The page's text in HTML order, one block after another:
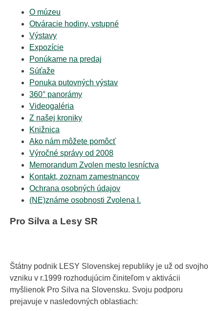
O múzeu
Otváracie hodiny, vstupné
Výstavy
Expozície
Ponúkame na predaj
Súťaže
Ponuka putovných výstav
360° panorámy
Videogaléria
Z našej kroniky
Knižnica
Ako nám môžete pomôcť
Výročné správy od 2008
Memorandum Zvolen mesto lesníctva
Kontakt, zoznam zamestnancov
Ochrana osobných údajov
(NE)známe osobnosti Zvolena I.
Pro Silva a Lesy SR
Štátny podnik LESY Slovenskej republiky je už od svojho
vzniku v r.1999 rozhodujúcim činiteľom v aktivácii
myšlienok Pro Silva na Slovensku. Svoju podporu
prejavuje v nasledovných oblastiach: